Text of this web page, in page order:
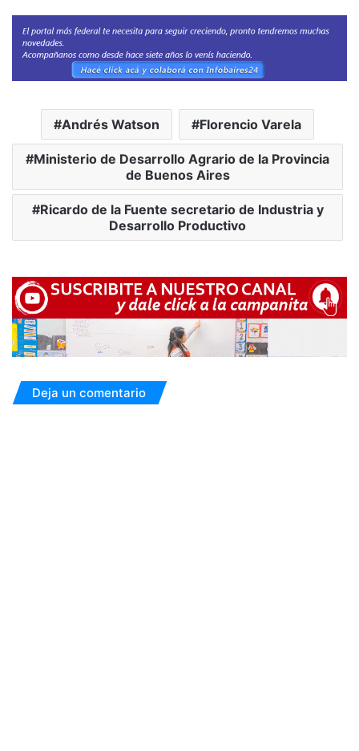
Andrés Watson Florencio Varela
Ministerio de Desarrollo Agrario de la Provincia
de Buenos Aires
Ricardo de la Fuente secretario de Industria y
Desarrollo Productivo
Deja un comentario